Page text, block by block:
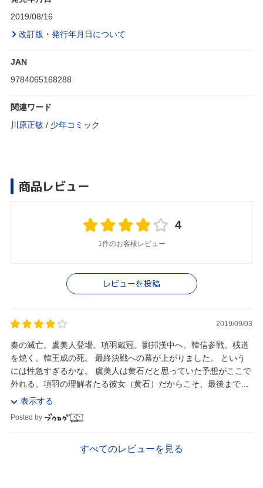
2019/08/16
改訂版・発行年月日について
JAN
9784065168288
関連ワード
川原正敏 / 少年コミック
商品レビュー
4
1件のお客様レビュー
レビューを投稿
2019/09/03
秦の滅亡。虞美人登場。項羽戴冠。劉邦漢中へ。韓信参戦。桟道
を焼く。韓王成の死。 最終決戦への幕が上がりました。 という
には性急すぎるかな。 虞美人は黄石だと思っていた予想がここで
外れる。項羽の理解者たる彼女（黄石）だからこそ、最後まで寄
り添い続けたのだろうなぁ、と感じていたのだ...
表示する
Posted by
すべてのレビューを見る